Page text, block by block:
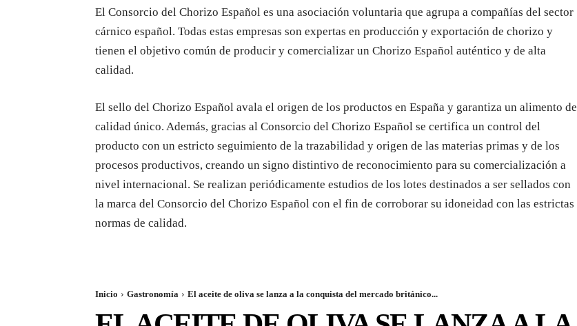
El Consorcio del Chorizo Español es una asociación voluntaria que agrupa a compañías del sector
cárnico español. Todas estas empresas son expertas en producción y exportación de chorizo y
tienen el objetivo común de producir y comercializar un Chorizo Español auténtico y de alta
calidad.
El sello del Chorizo Español avala el origen de los productos en España y garantiza un alimento de
calidad único. Además, gracias al Consorcio del Chorizo Español se certifica un control del
producto con un estricto seguimiento de la trazabilidad y origen de las materias primas y de los
procesos productivos, creando un signo distintivo de reconocimiento para su comercialización a
nivel internacional. Se realizan periódicamente estudios de los lotes destinados a ser sellados con
la marca del Consorcio del Chorizo Español con el fin de corroborar su idoneidad con las estrictas
normas de calidad.